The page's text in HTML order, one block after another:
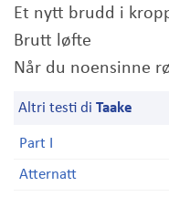
Et nytt brudd i
Brutt løfte
Når du noensinne
Altri testi di Taake
Part I
Atternatt